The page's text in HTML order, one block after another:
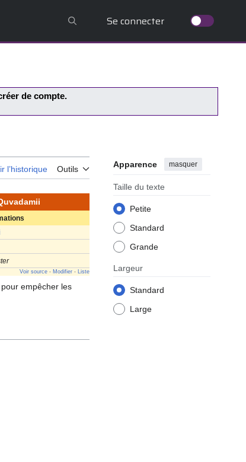
Se connecter
de compte.
l’historique Outils Apparence masquer
Taille du texte
Petite
Standard
Grande
Largeur
Standard
Large
Voir source - Modifier - Liste
empêcher les